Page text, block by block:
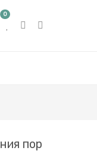
0
пор